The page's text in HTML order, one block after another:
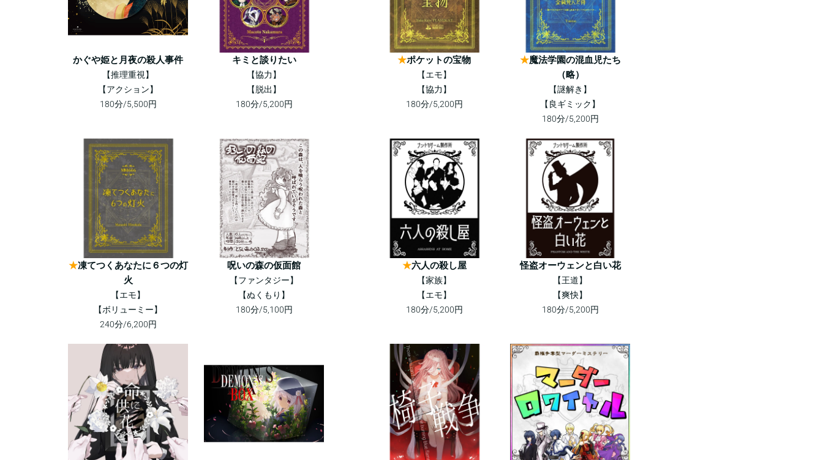
かぐや姫と月夜の殺人事件
【推理重視】
【アクション】
180分/5,500円
キミと談りたい
【協力】
【脱出】
180分/5,200円
★ポケットの宝物
【エモ】
【協力】
180分/5,200円
★魔法学園の混血児たち
（略）
【謎解き】
【良ギミック】
180分/5,200円
★凍てつくあなたに６つの灯
火
【エモ】
【ボリューミー】
240分/6,200円
呪いの森の仮面館
【ファンタジー】
【ぬくもり】
180分/5,100円
★六人の殺し屋
【家族】
【エモ】
180分/5,200円
怪盗オーウェンと白い花
【王道】
【爽快】
180分/5,200円